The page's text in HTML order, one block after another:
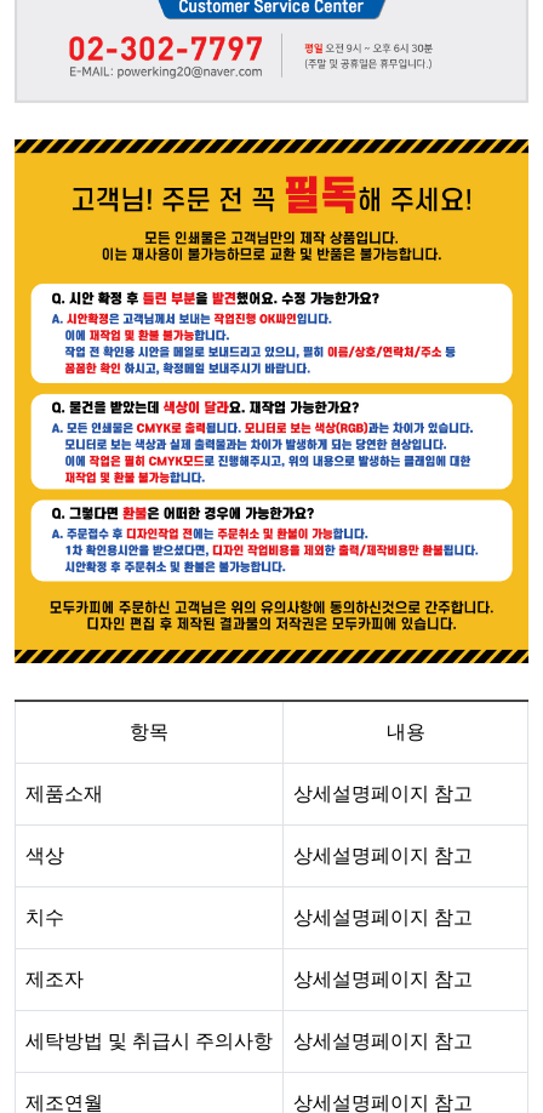
항목 내용
제품소재 상세설명페이지 참고
색상 상세설명페이지 참고
치수 상세설명페이지 참고
제조자 상세설명페이지 참고
세탁방법 및 취급시 주의사항 상세설명페이지 참고
제조연월 상세설명페이지 참고